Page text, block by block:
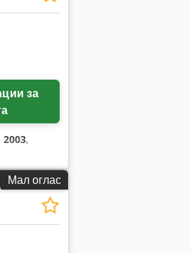
2003,
Мал оглас